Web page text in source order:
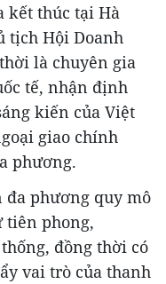
kết thúc tại Hà
tịch Hội Doanh
là chuyên gia
tế, nhận định
kiến của Việt
giao chính
phương.
đa phương quy mô
phong,
đồng thời có
vai trò của thanh